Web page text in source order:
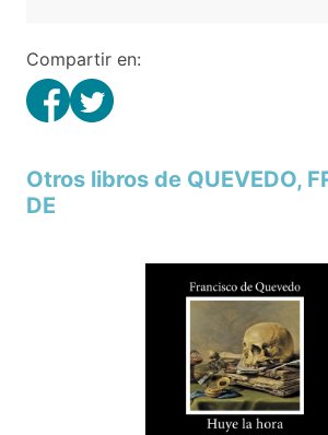
Compartir en:
Otros libros de QUEVEDO,
DE